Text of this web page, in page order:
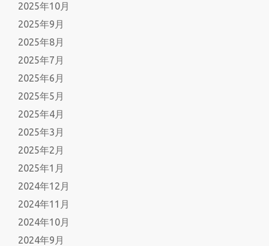
2025年10月
2025年9月
2025年8月
2025年7月
2025年6月
2025年5月
2025年4月
2025年3月
2025年2月
2025年1月
2024年12月
2024年11月
2024年10月
2024年9月